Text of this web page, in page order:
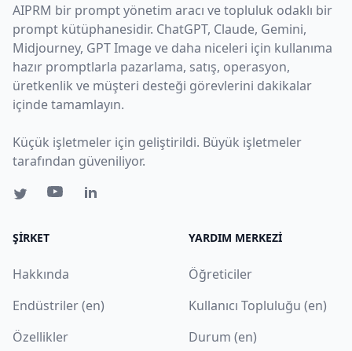
AIPRM bir prompt yönetim aracı ve topluluk odaklı bir
prompt kütüphanesidir. ChatGPT, Claude, Gemini,
Midjourney, GPT Image ve daha niceleri için kullanıma
hazır promptlarla pazarlama, satış, operasyon,
üretkenlik ve müşteri desteği görevlerini dakikalar
içinde tamamlayın.
Küçük işletmeler için geliştirildi. Büyük işletmeler
tarafından güveniliyor.
ŞIRKET
Hakkında
Endüstriler (en)
Özellikler
YARDIM MERKEZI
Öğreticiler
Kullanıcı Topluluğu (en)
Durum (en)